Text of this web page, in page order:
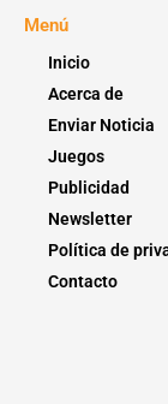
Menú
Inicio
Acerca de
Enviar Noticia
Juegos
Publicidad
Newsletter
Política de
Contacto